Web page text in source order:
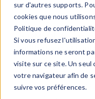
sur d'autres supports.
cookies que nous
Politique de
Si vous refusez
informations ne seront
visite sur ce site. Un seul
votre navigateur afin de
suivre vos préférences.
Bienvenue
COMSOL Access
utilisateurs et
Bénéfices:
Modifier les